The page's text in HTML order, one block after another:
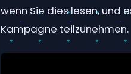
wenn Sie dies lesen, und
Kampagne teilzunehmen.